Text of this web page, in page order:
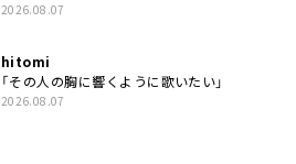
2026.08.07
hitomi
「その人の胸に響くように歌いたい」
2026.08.07